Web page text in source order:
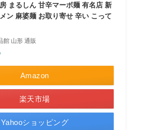
まるしん 甘辛マーボ麺 有名店 新
ン 麻婆麺 お取り寄せ 辛い こって
館 山形 通販
Amazon
楽天市場
Yahooショッピング